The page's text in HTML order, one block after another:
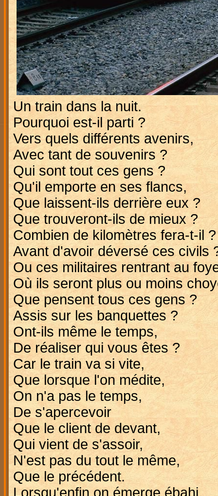
Un train dans la nuit.
Pourquoi est-il parti ?
Vers quels différents avenirs,
Avec tant de souvenirs ?
Qui sont tout ces gens ?
Qu'il emporte en ses flancs,
Que laissent-ils derrière eux ?
Que trouveront-ils de mieux ?
Combien de kilomètres fera-t-il ?
Avant d'avoir déversé ces civils
Ou ces militaires rentrant au
Où ils seront plus ou moins
Que pensent tous ces gens ?
Assis sur les banquettes ?
Ont-ils même le temps,
De réaliser qui vous êtes ?
Car le train va si vite,
Que lorsque l'on médite,
On n'a pas le temps,
De s'apercevoir
Que le client de devant,
Qui vient de s'assoir,
N'est pas du tout le même,
Que le précédent.
Lorsqu'enfin on émerge ébahi,